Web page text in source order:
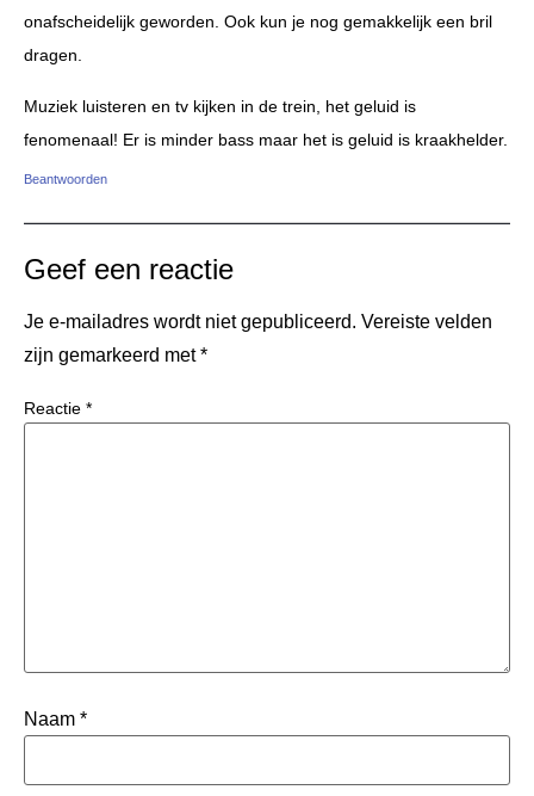
onafscheidelijk geworden. Ook kun je nog gemakkelijk een bril
dragen.
Muziek luisteren en tv kijken in de trein, het geluid is
fenomenaal! Er is minder bass maar het is geluid is kraakhelder.
Beantwoorden
Geef een reactie
Je e-mailadres wordt niet gepubliceerd. Vereiste velden
zijn gemarkeerd met*
Reactie *
Naam *